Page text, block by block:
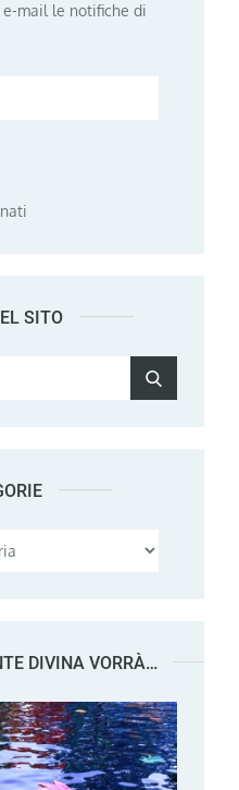
mail le notifiche di
SITO
DIVINA VORRÀ…